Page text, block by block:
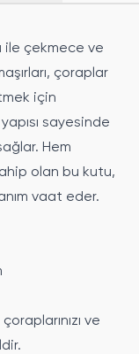
ile çekmece ve
çoraplar
için
sayesinde
Hem
olan bu kutu,
vaat eder.
çoraplarınızı ve